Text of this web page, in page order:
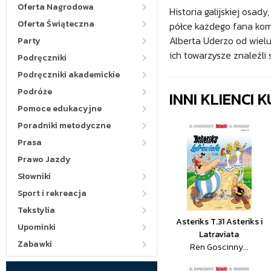
Oferta Nagrodowa
Oferta Świąteczna
Party
Podręczniki
Podręczniki akademickie
Podróże
Pomoce edukacyjne
Poradniki metodyczne
Prasa
Prawo Jazdy
Słowniki
Sport i rekreacja
Tekstylia
Upominki
Zabawki
Historia galijskiej
półce każdego fana
Alberta Uderzo od
ich towarzysze
INNI KLIENCI
Asteriks T.31 Asteriks i
Latraviata
Ren Goscinny...